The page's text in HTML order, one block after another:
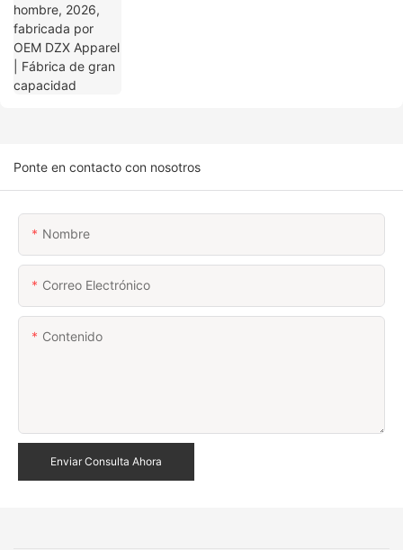
Ponte en contacto con nosotros
Nombre
Correo Electrónico
Contenido
Enviar Consulta Ahora